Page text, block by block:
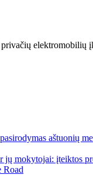
aštuonių
mokytojai: įteiktos
Road